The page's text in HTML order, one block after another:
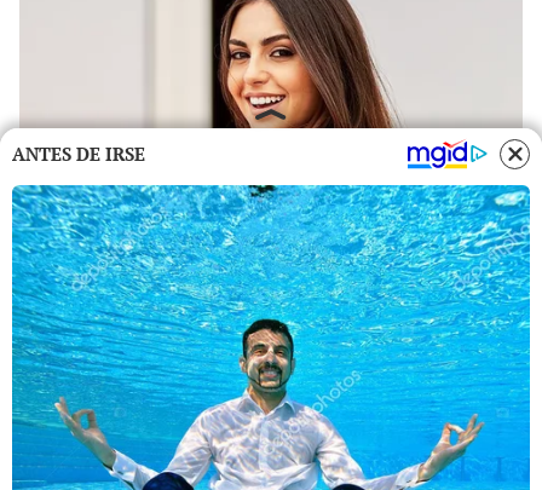
ANTES DE IRSE